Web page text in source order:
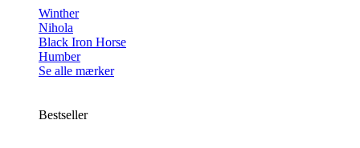
Winther
Nihola
Black Iron Horse
Humber
Se alle mærker
Bestseller